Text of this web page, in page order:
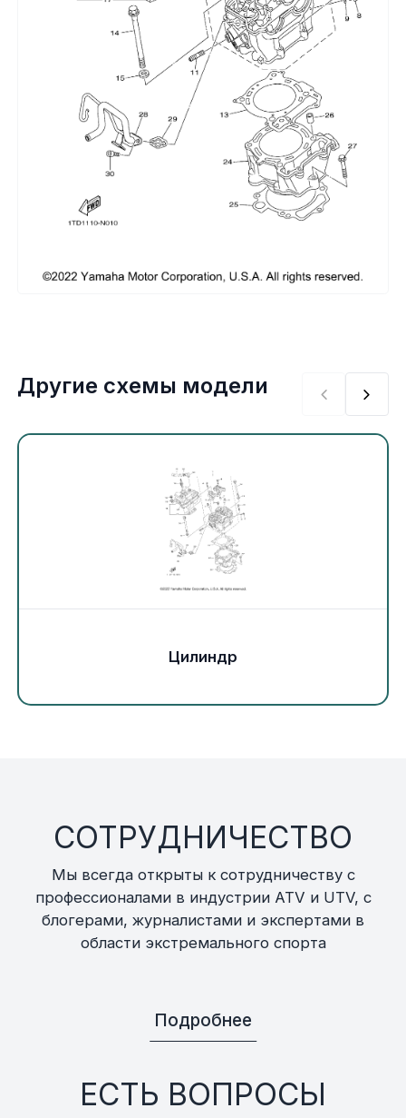
Топливная система
Тормозная система
Трансмиссия
Электрика
Другое
Движители (гребные винты)
Якорное оборудование
Другие схемы модели
Цилиндр
СОТРУДНИЧЕСТВО
Мы всегда открыты к сотрудничеству с
профессионалами в индустрии ATV и UTV, с
блогерами, журналистами и экспертами в
области экстремального спорта
Подробнее
ЕСТЬ ВОПРОСЫ